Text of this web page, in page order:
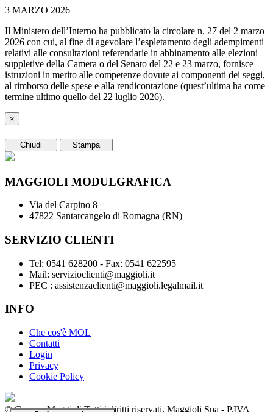
3 MARZO 2026
Il Ministero dell’Interno ha pubblicato la circolare n. 27 del 2 marzo
2026 con cui, al fine di agevolare l’espletamento degli adempimenti
relativi alle consultazioni referendarie in abbinamento alle elezioni
suppletive della Camera o del Senato del 22 e 23 marzo, fornisce
istruzioni in merito alle competenze dovute ai componenti dei seggi,
al rimborso delle spese e alla rendicontazione (quest’ultima ha come
termine ultimo quello del 22 luglio 2026).
×
Chiudi Stampa
MAGGIOLI MODULGRAFICA
Via del Carpino 8
47822 Santarcangelo di Romagna (RN)
SERVIZIO CLIENTI
Tel: 0541 628200 - Fax: 0541 622595
Mail: servizioclienti@maggioli.it
PEC : assistenzaclienti@maggioli.legalmail.it
INFO
Che cos'è MOL
Contatti
Login
Privacy
Cookie Policy
© Gruppo Maggioli Tutti i diritti riservati. Maggioli Spa - P.IVA